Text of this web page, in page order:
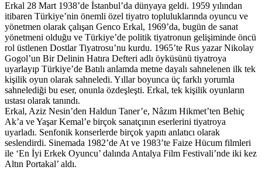
Erkal 28 Mart 1938’de İstanbul’da dünyaya geldi. 1959 yılından
itibaren Türkiye’nin önemli özel tiyatro topluluklarında oyuncu ve
yönetmen olarak çalışan Genco Erkal, 1969’da, bugün de sanat
yönetmeni olduğu ve Türkiye’de politik tiyatronun gelişiminde öncü
rol üstlenen Dostlar Tiyatrosu’nu kurdu. 1965’te Rus yazar Nikolay
Gogol’un Bir Delinin Hatıra Defteri adlı öyküsünü tiyatroya
uyarlayıp Türkiye’de Batılı anlamda metne dayalı sahnelenen ilk tek
kişilik oyun olarak sahneledi. Yıllar boyunca üç farklı yorumla
sahnelediği bu eser, onunla özdeşleşti. Erkal, tek kişilik oyunların
ustası olarak tanındı.
Erkal, Aziz Nesin’den Haldun Taner’e, Nâzım Hikmet’ten Behiç
Ak’a ve Yaşar Kemal’e birçok sanatçının eserlerini tiyatroya
uyarladı. Senfonik konserlerde birçok yapıtı anlatıcı olarak
seslendirdi. Sinemada 1982’de At ve 1983’te Faize Hücum filmleri
ile ‘En İyi Erkek Oyuncu’ dalında Antalya Film Festivali’nde iki kez
Altın Portakal’ aldı.